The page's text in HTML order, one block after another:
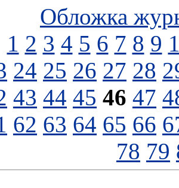
Обложка
1 2 3 4 5 6 7 8 9
24 25 26 27 28
43 44 45 46 47
62 63 64 65 66
78 79